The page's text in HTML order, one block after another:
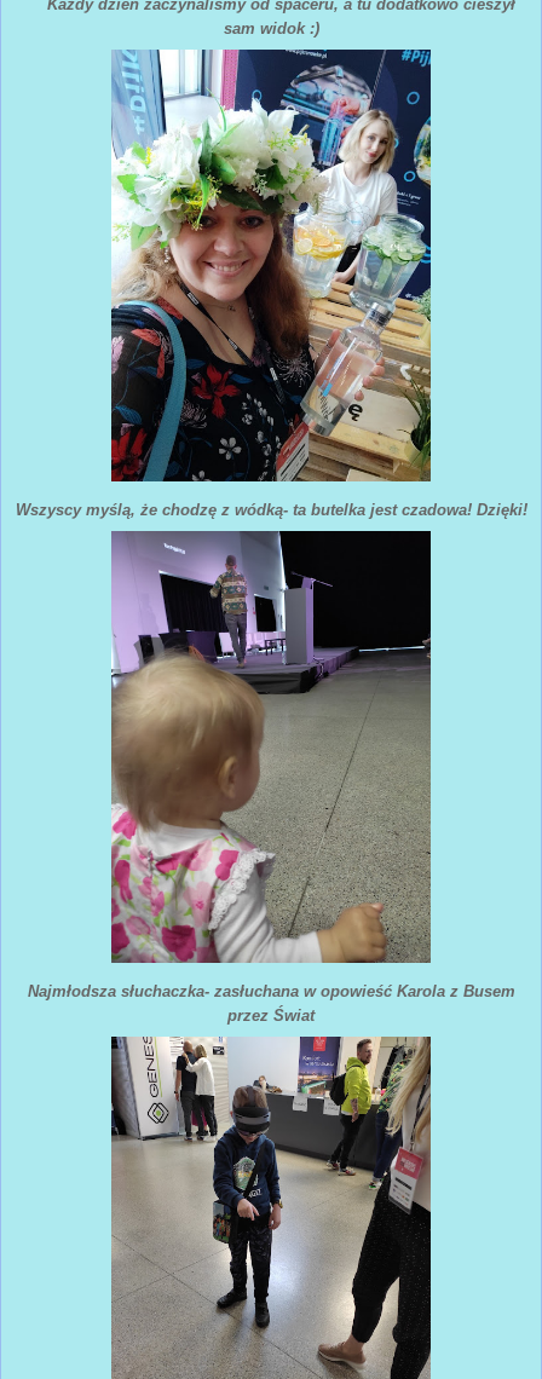
Każdy dzień zaczynaliśmy od spaceru, a tu dodatkowo cieszył
sam widok :)
Wszyscy myślą, że chodzę z wódką- ta butelka jest czadowa! Dzięki!
Najmłodsza słuchaczka- zasłuchana w opowieść Karola z Busem
przez Świat